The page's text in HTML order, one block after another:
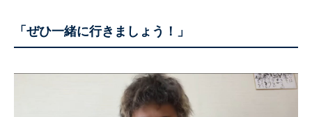
「ぜひ一緒に行きましょう！」